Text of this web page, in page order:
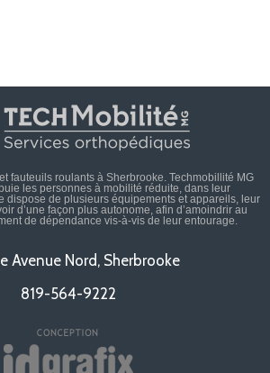
fauteuils roulants à Sherbrooke. Techmobillité MG
les personnes à mobilité réduite, dans leur
dispose de plusieurs équipements et appareils, leur
d’une façon plus autonome, afin d’amoindrir au
de dépendance vis-à-vis de leur entourage.
Avenue Nord, Sherbrooke
819-564-9222